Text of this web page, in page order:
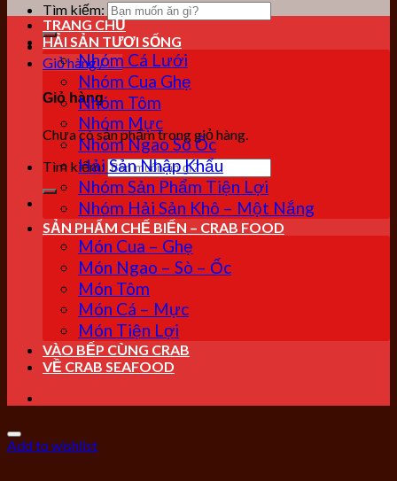
Tìm kiếm:
Giỏ hàng /0₫
Giỏ hàng
Chưa có sản phẩm trong giỏ hàng.
Tìm kiếm:
TRANG CHỦ
HẢI SẢN TƯƠI SỐNG
Nhóm Cá Lưới
Nhóm Cua Ghẹ
Nhóm Tôm
Nhóm Mực
Nhóm Ngao Sò Ốc
Hải Sản Nhập Khẩu
Nhóm Sản Phẩm Tiện Lợi
Nhóm Hải Sản Khô – Một Nắng
SẢN PHẨM CHẾ BIẾN – CRAB FOOD
Món Cua – Ghẹ
Món Ngao – Sò – Ốc
Món Tôm
Món Cá – Mực
Món Tiện Lợi
VÀO BẾP CÙNG CRAB
VỀ CRAB SEAFOOD
Add to wishlist